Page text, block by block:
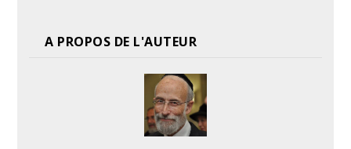
A PROPOS DE L'AUTEUR